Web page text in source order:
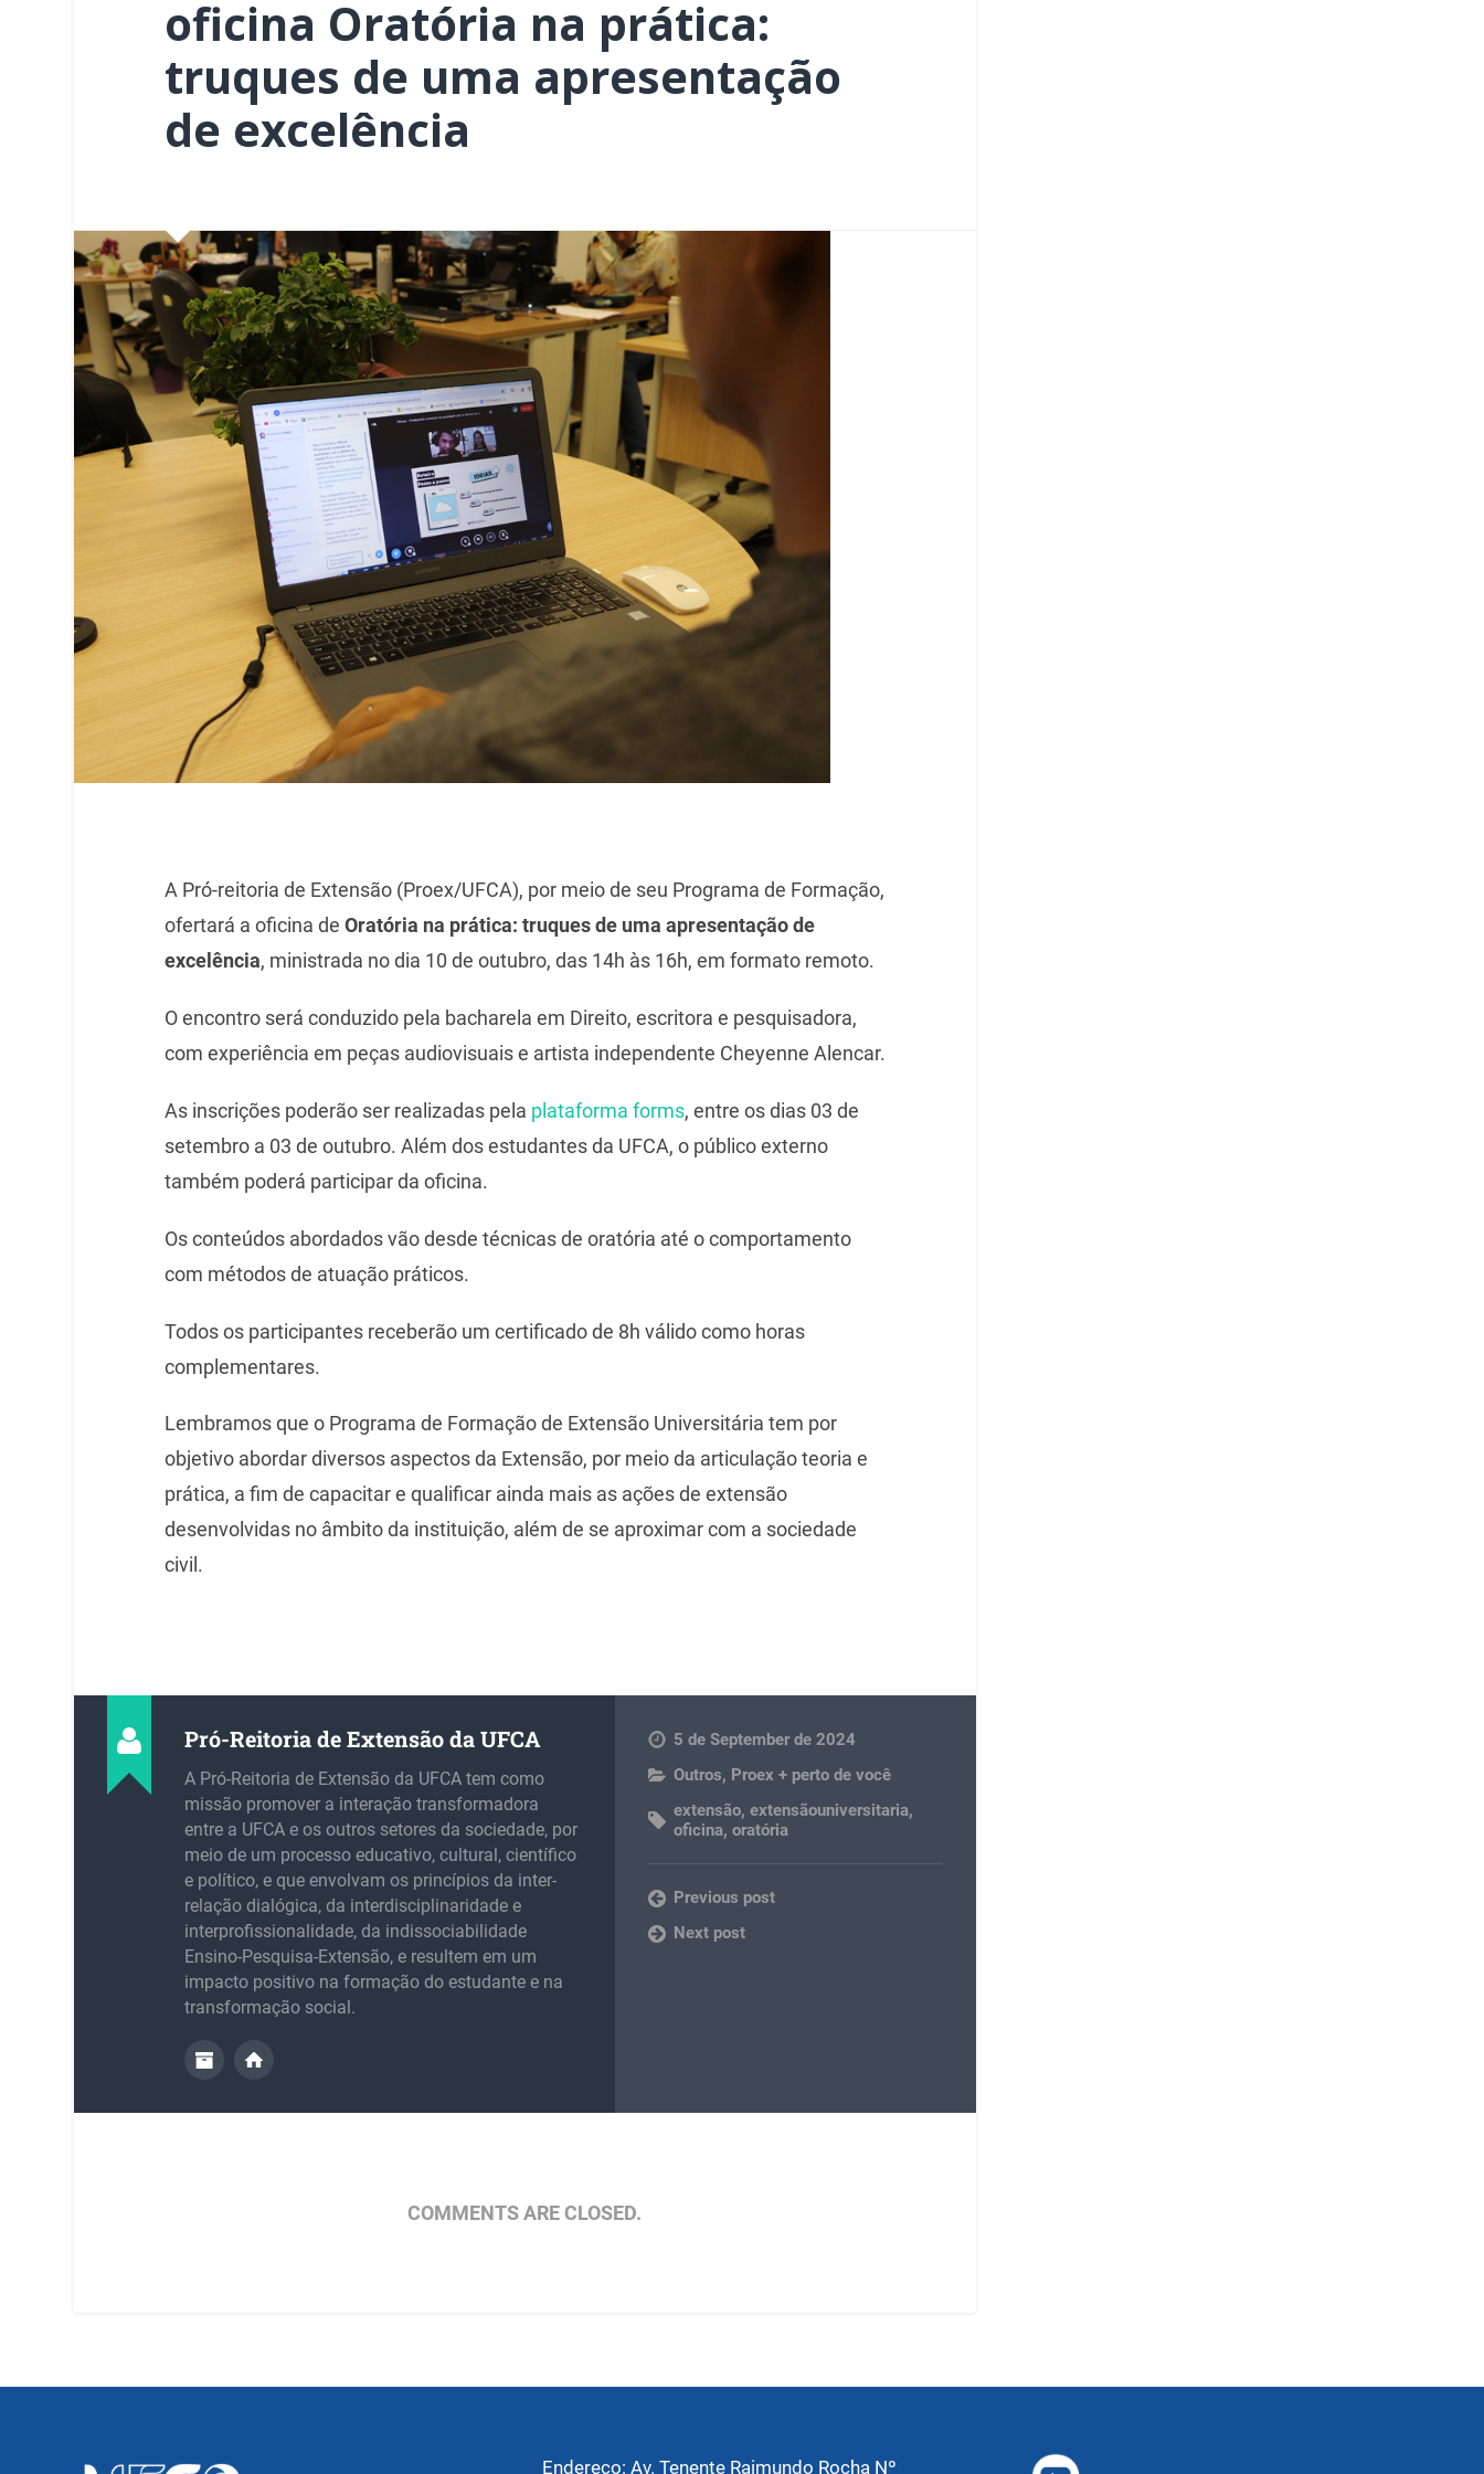
oficina Oratória na prática:
truques de uma apresentação
de excelência
A Pró-reitoria de Extensão (Proex/UFCA), por meio de seu Programa de Formação,
ofertará a oficina de Oratória na prática: truques de uma apresentação de
excelência, ministrada no dia 10 de outubro, das 14h às 16h, em formato remoto.
O encontro será conduzido pela bacharela em Direito, escritora e pesquisadora,
com experiência em peças audiovisuais e artista independente Cheyenne Alencar.
As inscrições poderão ser realizadas pela plataforma forms, entre os dias 03 de
setembro a 03 de outubro. Além dos estudantes da UFCA, o público externo
também poderá participar da oficina.
Os conteúdos abordados vão desde técnicas de oratória até o comportamento
com métodos de atuação práticos.
Todos os participantes receberão um certificado de 8h válido como horas
complementares.
Lembramos que o Programa de Formação de Extensão Universitária tem por
objetivo abordar diversos aspectos da Extensão, por meio da articulação teoria e
prática, a fim de capacitar e qualificar ainda mais as ações de extensão
desenvolvidas no âmbito da instituição, além de se aproximar com a sociedade
civil.
Pró-Reitoria de Extensão da UFCA
A Pró-Reitoria de Extensão da UFCA tem como
missão promover a interação transformadora
entre a UFCA e os outros setores da sociedade, por
meio de um processo educativo, cultural, científico
e político, e que envolvam os princípios da inter-
relação dialógica, da interdisciplinaridade e
interprofissionalidade, da indissociabilidade
Ensino-Pesquisa-Extensão, e resultem em um
impacto positivo na formação do estudante e na
transformação social.
5 de September de 2024
Outros, Proex + perto de você
extensão,extensãouniversitaria,
oficina,oratória
Previous post
Next post
COMMENTS ARE CLOSED.
Endereço: Av. Tenente Raimundo Rocha Nº